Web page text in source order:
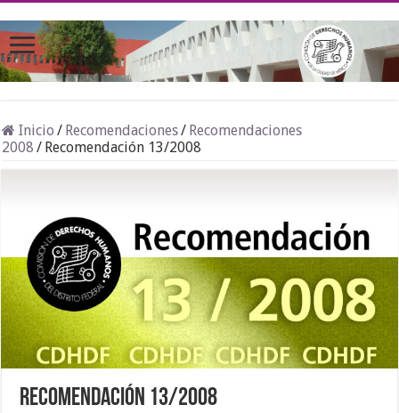
Inicio / Recomendaciones/ Recomendaciones
2008 / Recomendación 13/2008
Recomendación 13/2008